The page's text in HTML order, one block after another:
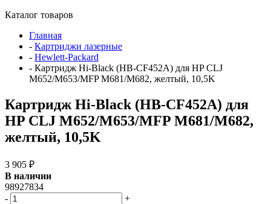
Каталог товаров
Главная
- Картриджи лазерные
- Hewlett-Packard
- Картридж Hi-Black (HB-CF452A) для HP CLJ
M652/M653/MFP M681/M682, желтый, 10,5K
Картридж Hi-Black (HB-CF452A) для
HP CLJ M652/M653/MFP M681/M682,
желтый, 10,5K
3 905 ₽
В наличии
98927834
-
+